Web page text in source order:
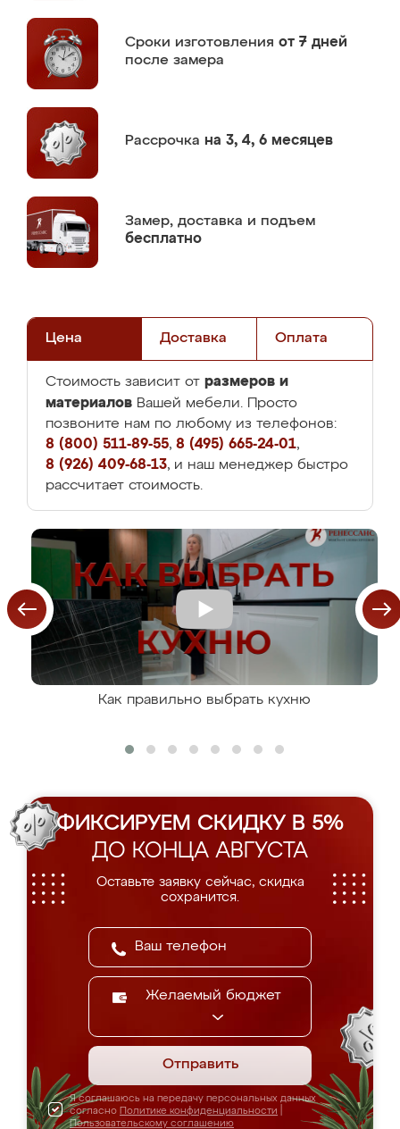
Сроки изготовления от 7 дней
после замера
Рассрочка на 3, 4, 6 месяцев
Замер, доставка и подъем
бесплатно
Цена Доставка Оплата
Стоимость зависит от размеров и
материалов Вашей мебели. Просто
позвоните нам по любому из телефонов:
8 (800) 511-89-55, 8 (495) 665-24-01,
8 (926) 409-68-13, и наш менеджер быстро
рассчитает стоимость.
Как правильно выбрать кухню
ФИКСИРУЕМ СКИДКУ В 5%
ДО КОНЦА АВГУСТА
Оставьте заявку сейчас, скидка
сохранится.
Желаемый бюджет
Отправить
Я соглашаюсь на передачу персональных данных
согласно Политике конфиденциальности
Пользовательскому соглашению